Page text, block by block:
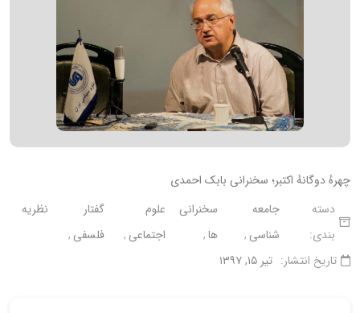
چهرهٔ دوگانهٔ اکتبر؛ سخنرانی بابک احمدی
دسته
بندی:
جامعه
شناسی
سخنرانی
ها
علوم
اجتماعی
گفتار
فلسفی
نظریه
تاریخ انتشار: تیر ۱۵, ۱۳۹۷